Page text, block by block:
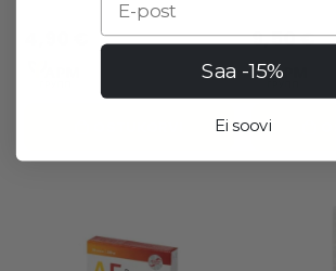
9,50 €
Saa -15%
Ei soovi